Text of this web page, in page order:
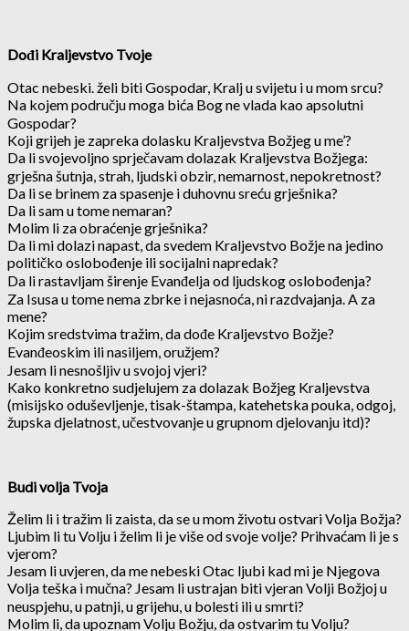
Dođi Kraljevstvo Tvoje
Otac nebeski. želi biti Gospodar, Kralj u svijetu i u mom srcu?
Na kojem području moga bića Bog ne vlada kao apsolutni
Gospodar?
Koji grijeh je zapreka dolasku Kraljevstva Božjeg u me’?
Da li svojevoljno sprječavam dolazak Kra­ljevstva Božjega:
grješna šutnja, strah, ljudski obzir, nemarnost, nepokretnost?
Da li se brinem za spasenje i duhovnu sreću grješnika?
Da li sam u tome nemaran?
Molim li za obraćenje grješnika?
Da li mi dolazi napast, da svedem Kraljev­stvo Božje na jedino
političko oslobođenje ili socijalni napredak?
Da li rastavljam širenje Evan­đelja od ljudskog oslobođenja?
Za Isusa u tome nema zbrke i nejasnoća, ni razdvajanja. A za
mene?
Kojim sredstvima tražim, da dođe Kraljev­stvo Božje?
Evanđeoskim ili nasiljem, oružjem?
Jesam li nesnošljiv u svojoj vjeri?
Kako konkretno sudjelujem za dolazak Bož­jeg Kraljevstva
(misijsko oduševljenje, tisak­-štampa, katehetska pouka, odgoj,
župska dje­latnost, učestvovanje u grupnom djelovanju itd)?
Budi volja Tvoja
Želim li i tražim li zaista, da se u mom životu ostvari Volja Božja?
Ljubim li tu Volju i želim li je više od svoje volje? Prihvaćam li je s
vje­rom?
Jesam li uvjeren, da me nebeski Otac ljubi kad mi je Njegova
Volja teška i mučna? Jesam li ustrajan biti vjeran Volji Božjoj u
neuspjehu, u patnji, u grijehu, u bolesti ili u smrti?
Molim li, da upoznam Volju Božju, da ostvarim tu Volju?